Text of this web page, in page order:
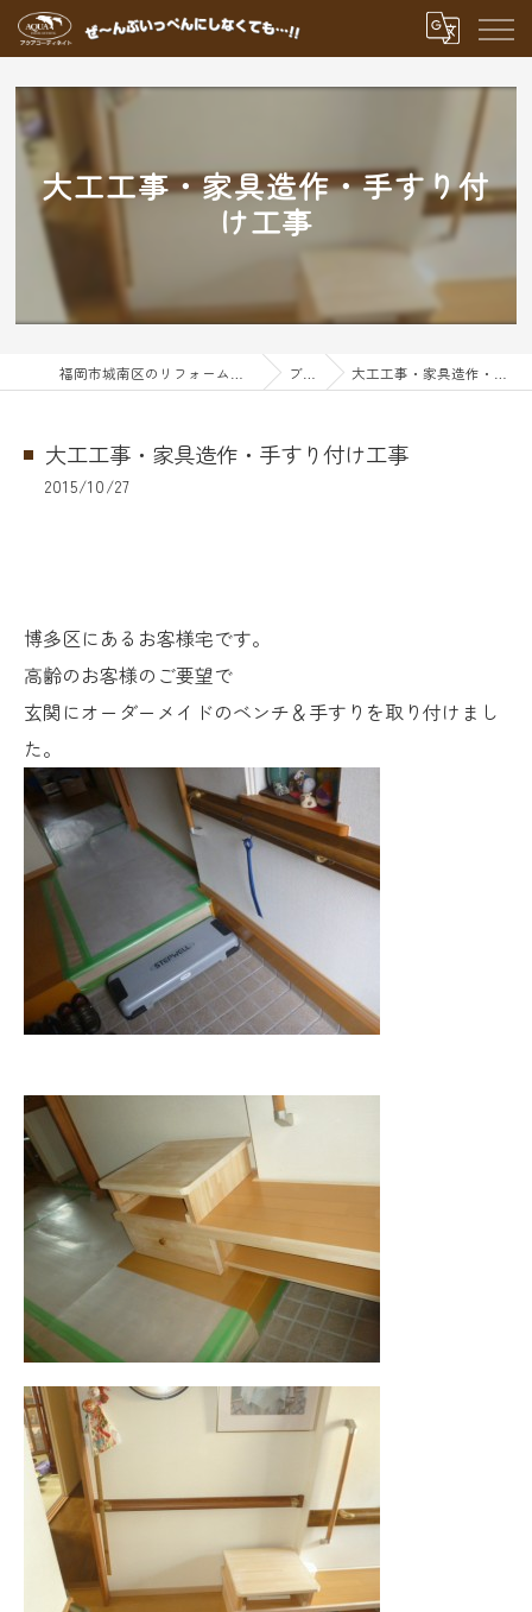
大工工事・家具造作・手すり付
け工事
ブログ 大工工事・家具造作・手すり付け工事
大工工事・家具造作・手すり付け工事
2015/10/27
博多区にあるお客様宅です。
高齢のお客様のご要望で
玄関にオーダーメイドのベンチ＆手すりを取り付けまし
た。